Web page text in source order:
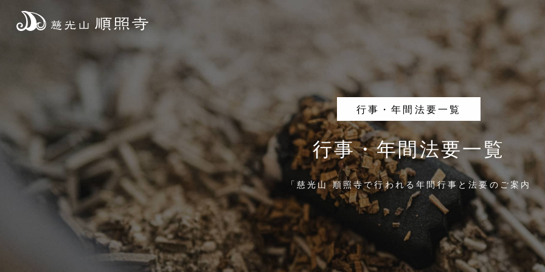
行事・年間法要一覧
行事・年間法要一覧
「慈光山 順照寺で行われる年間行事と法要のご案内